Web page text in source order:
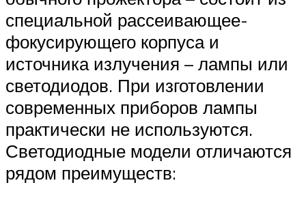
специальной рассеивающее-
фокусирующего корпуса и
источника излучения – лампы или
светодиодов. При изготовлении
современных приборов лампы
практически не используются.
Светодиодные модели отличаются
рядом преимуществ: